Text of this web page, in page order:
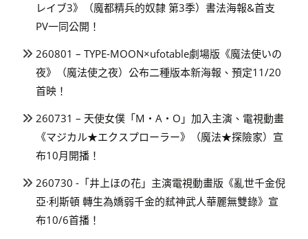
レイブ3》（魔都精兵的奴隸 第3季）書法海報&首支
PV一同公開！
260801 – TYPE-MOON×ufotable劇場版《魔法使いの
夜》（魔法使之夜）公布二種版本新海報、預定11/20
首映！
260731 – 天使女僕「M・A・O」加入主演、電視動畫
《マジカル★エクスプローラー》（魔法★探險家）宣
布10月開播！
260730 -「井上ほの花」主演電視動畫版《亂世千金倪
亞·利斯頓 轉生為嬌弱千金的弒神武人華麗無雙錄》宣
布10/6首播！